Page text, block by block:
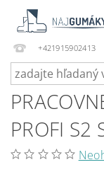
+421915902413
PROFI S2